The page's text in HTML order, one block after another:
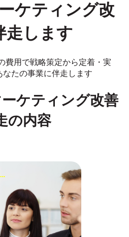
ケティング改
走します
費用で戦略策定から定着・実
なたの事業に伴走します
ケティング改善
の内容
略課題を1日で言語
ショップも提供し
ザイン思考・アイ
法を用いて全員参